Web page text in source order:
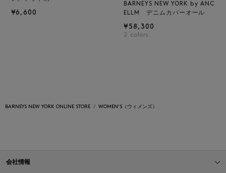
¥6,600
BARNEYS NEW YORK by ANC
ELLM デニムカバーオール
¥58,300
2 colors
BARNEYS NEW YORK ONLINE STORE WOMEN'S（ウィメンズ）
会社情報